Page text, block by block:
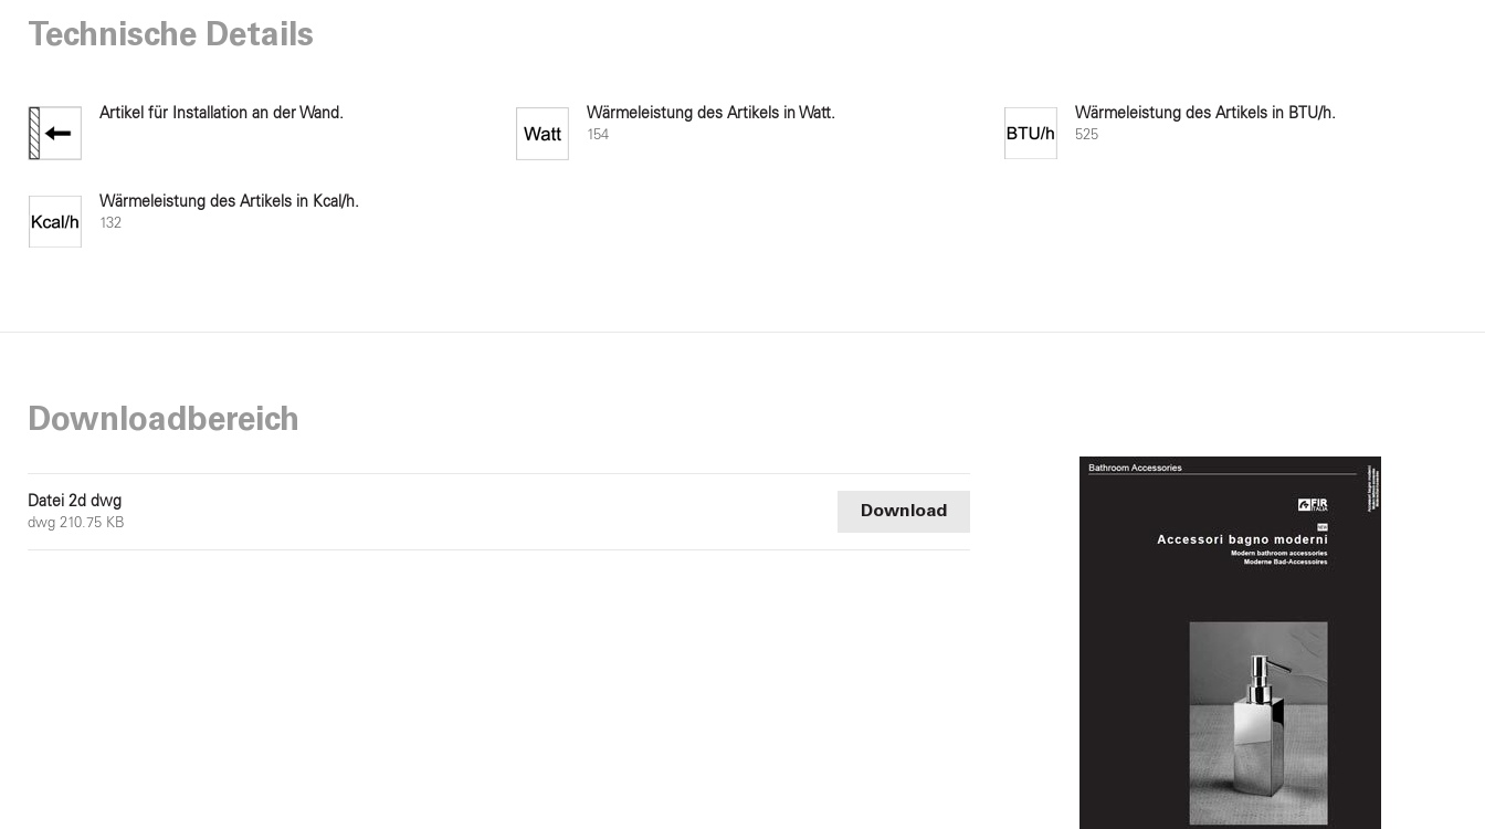
Technische Details
Artikel für Installation an der Wand. Wärmeleistung des Artikels in Watt.
154
Wärmeleistung des Artikels in BTU/h.
525
Wärmeleistung des Artikels in Kcal/h.
132
Downloadbereich
Datei 2d dwg
dwg 210.75 KB
Download